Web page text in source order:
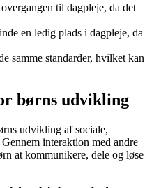
til dagpleje, da det
en ledig plads i dagpleje, da
samme standarder, hvilket kan
børns udvikling
udvikling af sociale,
interaktion med andre
at kommunikere, dele og løse